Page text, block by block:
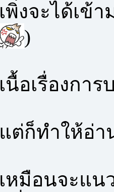
เพิ่งจะได้เข้
)
เนื้อเรื่องการ
แต่ก็ทำให้อ่า
เหมือนจะแ